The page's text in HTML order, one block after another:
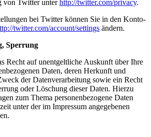
von Twitter unterhttp://twitter.com/privacy.
bei Twitter können Sie in den Konto-
twitter.com/account/settings ändern.
Sperrung
Recht auf unentgeltliche Auskunft über Ihre
Daten, deren Herkunft und
der Datenverarbeitung sowie ein Recht
oder Löschung dieser Daten. Hierzu
zum Thema personenbezogene Daten
unter der im Impressum angegebenen